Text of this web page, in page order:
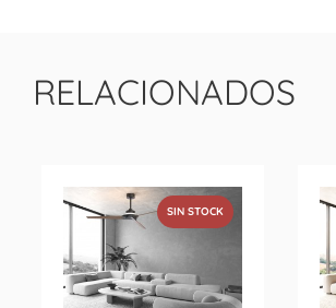
RELACIONADOS
SIN STOCK